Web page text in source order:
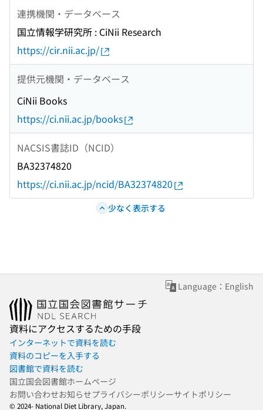
連携機関・データベース
国立情報学研究所 : CiNii Research
https://cir.nii.ac.jp/
提供元機関・データベース
CiNii Books
https://ci.nii.ac.jp/books
NACSIS書誌ID（NCID）
BA32374820
https://ci.nii.ac.jp/ncid/BA32374820
少なく表示する
Language：English
資料にアクセスするための手段
インターネットで資料を読む
資料のコピーを入手する
図書館で資料を読む
国立国会図書館ホームページ
お問い合わせお知らせプライバシーポリシーサイトポリシー
© 2024- National Diet Library, Japan.